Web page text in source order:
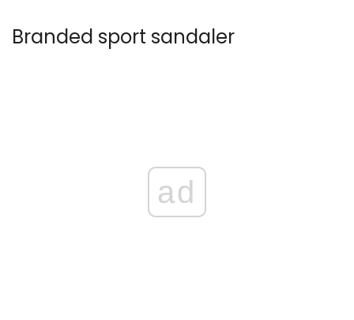
Branded sport sandaler
ad